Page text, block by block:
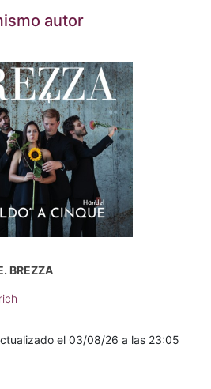
autor
BREZZA
el 03/08/26 a las 23:05